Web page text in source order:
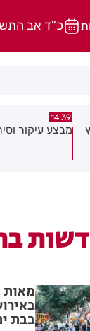
כ"ד אב התשפ"ו |
13:02
יממה אחרי
בבת